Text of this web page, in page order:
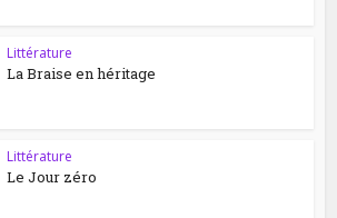
Littérature
La Braise en héritage
Littérature
Le Jour zéro